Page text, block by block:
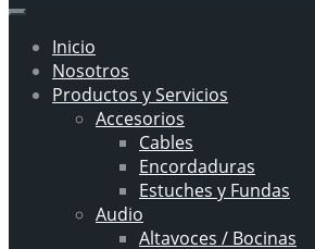
Inicio
Nosotros
Productos y Servicios
Accesorios
Cables
Encordaduras
Estuches y Fundas
Audio
Altavoces / Bocinas